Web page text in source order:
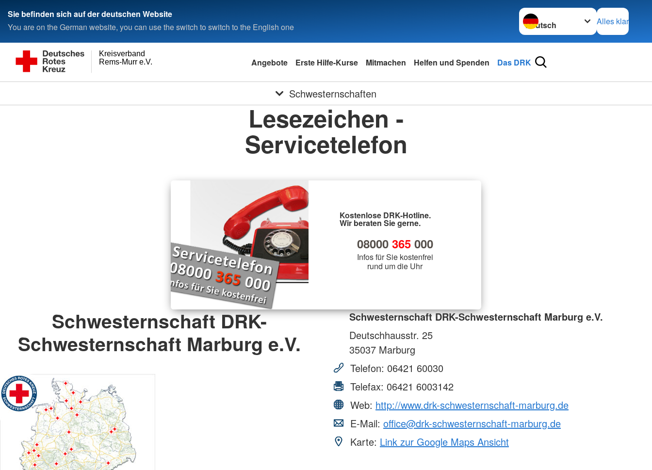
Sie befinden sich auf der deutschen Website
You are on the German website, you can use the switch to switch to the English one
Sprache wechseln zu
Alles klar
Rems-Murr e.V.
Kreisverband
Angebote Erste Hilfe-Kurse Mitmachen Helfen und Spenden Das DRK
Schwesternschaften
Lesezeichen -
Servicetelefon
Kostenlose DRK-Hotline.
Wir beraten Sie gerne.
08000 365000
Infos für Sie kostenfrei
rund um die Uhr
Schwesternschaft DRK-
Schwesternschaft Marburg e.V.
Schwesternschaft DRK-Schwesternschaft Marburg e.V.
Deutschhausstr. 25
35037 Marburg
Telefon: 06421 60030
Telefax: 06421 6003142
Web: http://www.drk-schwesternschaft-marburg.de
E-Mail: office@drk-schwesternschaft-marburg.de
Karte: Link zur Google Maps Ansicht